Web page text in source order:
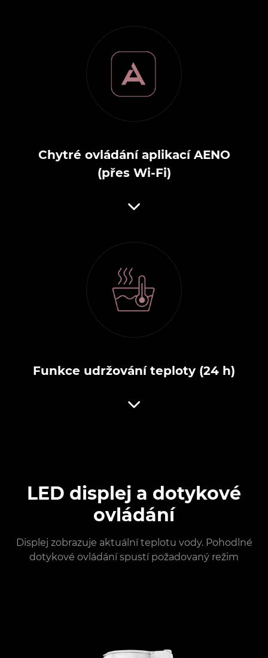
Chytré ovládání aplikací AENO
(přes Wi-Fi)
Funkce udržování teploty (24 h)
LED displej a dotykové
ovládání
Displej zobrazuje aktuální teplotu vody. Pohodlné
dotykové ovládání spustí požadovaný režim